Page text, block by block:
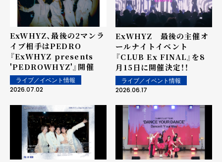
ExWHYZ、最後の2マンラ
イブ相手はPEDRO
『ExWHYZ presents
'PEDROWHYZ'』開催
ライブ／イベント情報
2026.07.02
ExWHYZ 最後の主催オ
ールナイトイベント
『CLUB Ex FINAL』を8
月15日に開催決定！！
ライブ／イベント情報
2026.06.17